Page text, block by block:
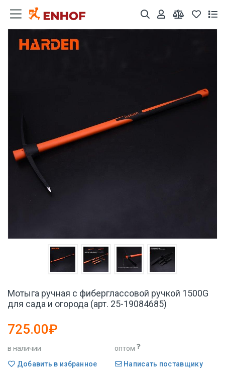
Мотыга ручная с фиберглассовой ручкой 1500G
для сада и огорода (арт. 25-19084685)
725.00₽
в наличии
оптом
Добавить в избранное
Написать поставщику